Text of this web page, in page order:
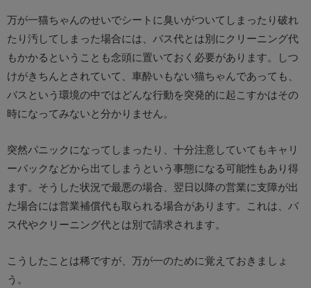
万が一猫ちゃんのせいでシートに臭いがついてしまったり破れ
たり汚してしまった場合には、バス代とは別にクリーニング代
もかかるということも念頭に置いておく必要があります。しつ
けがきちんとされていて、車酔いもない猫ちゃんであっても、
バスという環境の中ではどんな行動を突発的に起こすかはその
時になってみないと分かりません。
突然パニックになってしまったり、十分注意していてもキャリ
ーバックなどから出てしまうという事態になる可能性もあり得
ます。そうした状況で最悪の場合、翌日以降の営業に支障が出
た場合には営業補償代も取られる場合があります。これは、バ
ス代やクリーニング代とは別で請求されます。
こうしたことは稀ですが、万が一のために覚えておきましょ
う。